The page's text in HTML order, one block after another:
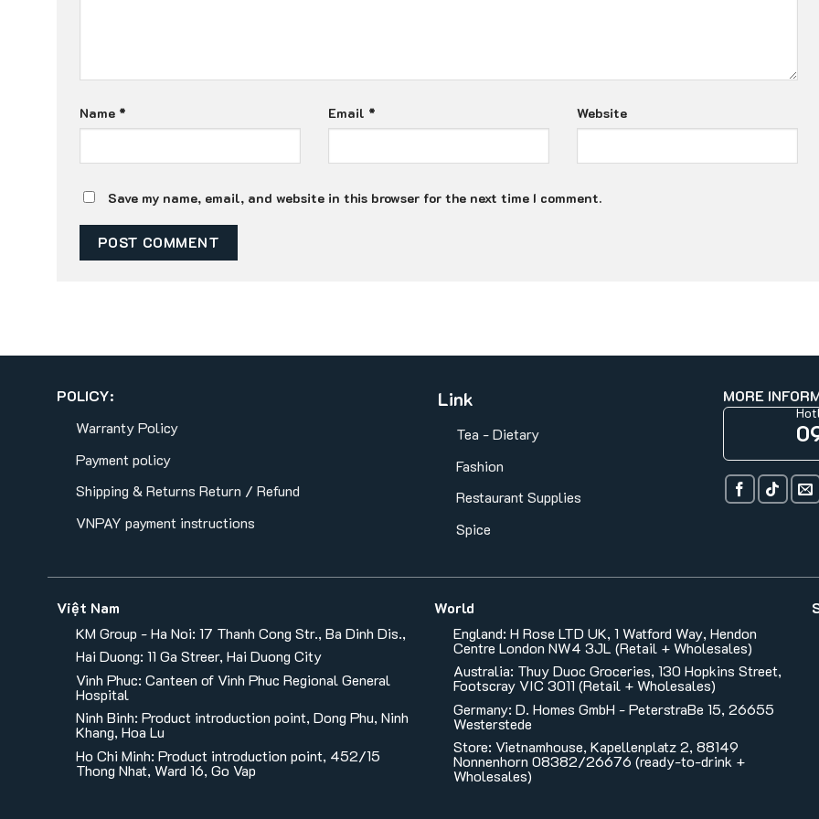
Name * Email * Website
Save my name, email, and website in this browser for the next time I comment.
POLICY:
Warranty Policy
Payment policy
Shipping & Returns Return / Refund
VNPAY payment instructions
Link
Tea - Dietary
Fashion
Restaurant Supplies
Spice
MORE
Việt Nam
KM Group - Ha Noi: 17 Thanh Cong Str., Ba Dinh Dis.,
Hai Duong: 11 Ga Streer, Hai Duong City
Vinh Phuc: Canteen of Vinh Phuc Regional General
Hospital
Ninh Binh: Product introduction point, Dong Phu, Ninh
Khang, Hoa Lu
Ho Chi Minh: Product introduction point, 452/15
Thong Nhat, Ward 16, Go Vap
World
England: H Rose LTD UK, 1 Watford Way, Hendon
Centre London NW4 3JL (Retail + Wholesales)
Australia: Thuy Duoc Groceries, 130 Hopkins Street,
Footscray VIC 3011 (Retail + Wholesales)
Germany: D. Homes GmbH - PeterstraBe 15, 26655
Westerstede
Store: Vietnamhouse, Kapellenplatz 2, 88149
Nonnenhorn 08382/26676 (ready-to-drink +
Wholesales)